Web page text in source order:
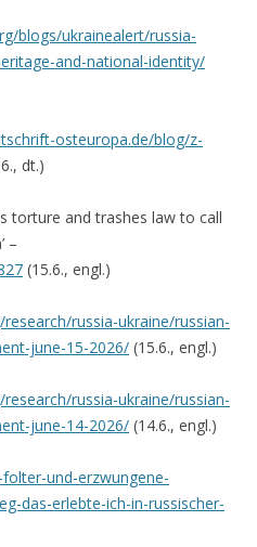
blogs/ukrainealert/russia-
and-national-identity/
osteuropa.de/blog/z-
dt.)
torture and trashes law to call
–
(15.6., engl.)
russia-ukraine/russian-
june-15-2026/ (15.6., engl.)
russia-ukraine/russian-
june-14-2026/ (14.6., engl.)
und-erzwungene-
das-erlebte-ich-in-russischer-